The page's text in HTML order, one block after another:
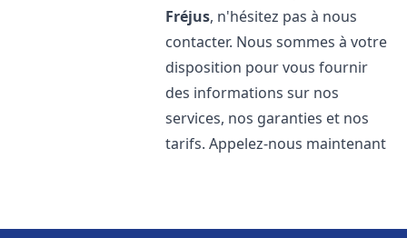
Fréjus, n'hésitez pas à nous
contacter. Nous sommes à votre
disposition pour vous fournir
des informations sur nos
services, nos garanties et nos
tarifs. Appelez-nous maintenant